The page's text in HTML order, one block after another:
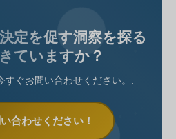
定を促す洞察を探る
ていますか？
すぐお問い合わせください。.
合わせください！